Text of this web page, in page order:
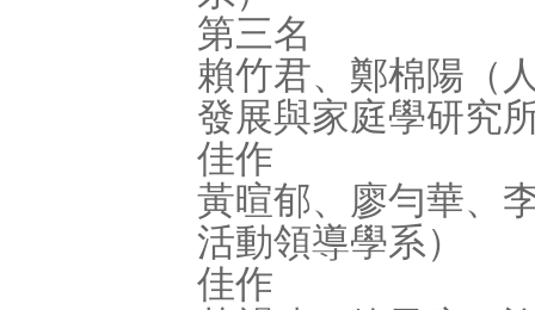
第三名
賴竹君、鄭棉陽（
發展與家庭學研究
佳作
黃暄郁、廖勻華、
活動領導學系）
佳作